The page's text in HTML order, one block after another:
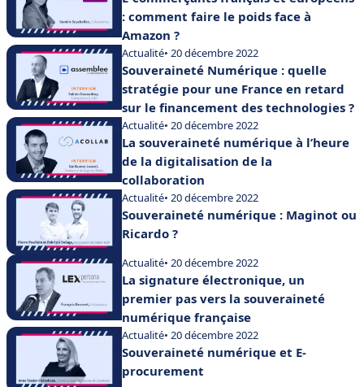
: comment faire le poids face à
Amazon ?
Actualité• 20 décembre 2022
Souveraineté Numérique : quelle
stratégie pour une France en retard
sur le financement des technologies ?
Actualité• 20 décembre 2022
La souveraineté numérique à l’heure
de la digitalisation de la
collaboration
Actualité• 20 décembre 2022
Souveraineté numérique : Maginot ou
Ricardo ?
Actualité• 20 décembre 2022
La signature électronique, un
premier pas vers la souveraineté
numérique française
Actualité• 20 décembre 2022
Souveraineté numérique et E-
procurement